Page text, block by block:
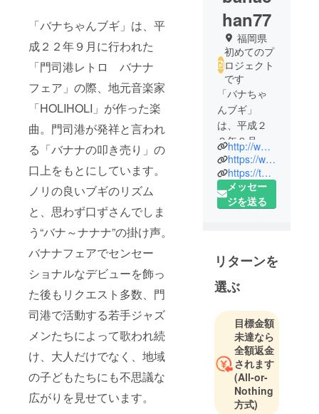
「バナちゃんブギ」は、平
成２２年９月に行われた
「門司港レトロ バナナ
フェア」の際、地元音楽家
「HOLIHOLI」が作った楽
曲。門司港が発祥と言われ
る「バナナの叩き売り」の
口上をもとにしています。
ノリの良いブギのリズム
と、思わず口ずさんでしま
う“バナ～ナナナ”の掛け声。
バナナフェアでセンセー
ショナルなデビューを飾っ
た後もリクエスト多数、門
司港で活動する若手ジャズ
メンたちによって歌われ続
け、大人だけでなく、地域
の子どもたちにも不思議な
広がりを見せています。
han77
福岡県
初めてのプ
ロジェクト
です
「バナちゃ
んブギ」
は、平成２
２年９月に
行われた
「門司港レ
トロ バナ
ナフェア」
」が作った
楽曲。門司
港が発祥と
言われる
「バナナの
叩き売り」
の口上をも
とにしてい
ます。
http://www.banachan.com
https://www.facebook.com/banachan77
https://twitter.com/mojiko_banachan
メッセー
ジを送る
リターンを
選ぶ
目標金額
未達なら
全額返金
されます
(All-or-
Nothing
方式)